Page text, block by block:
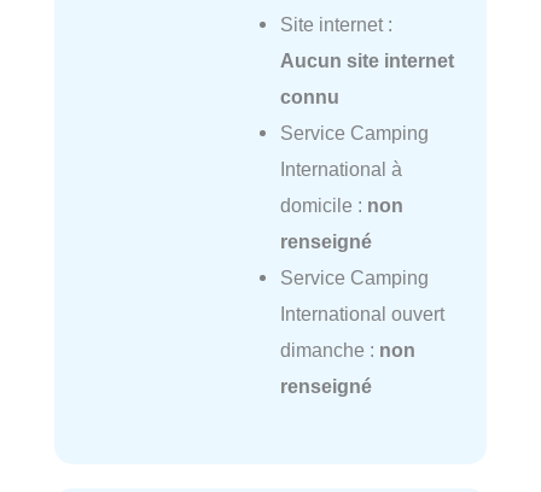
Site internet :
Aucun site internet
connu
Service Camping
International à
domicile : non
renseigné
Service Camping
International ouvert
dimanche : non
renseigné